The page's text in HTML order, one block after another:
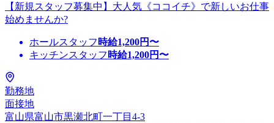
【新規スタッフ募集中】大人気《ココイチ》で新しいお仕事
始めませんか?
ホールスタッフ 時給1,200円〜
キッチンスタッフ 時給1,200円〜
勤務地
面接地
富山県富山市黒瀬北町一丁目4-3